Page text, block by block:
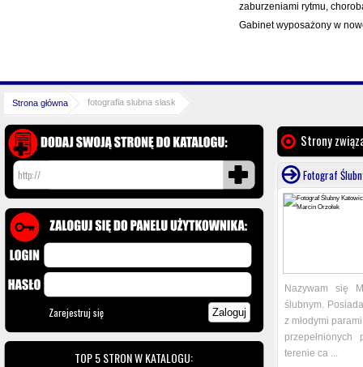
zaburzeniami rytmu,
Gabinet wyposażony w
Strona główna fotografia slubna slask
Zarejestruj się
TOP 5 STRON W KATALOGU:
Strony
Fotograf
Nazywam się
ślubnym.
z młodymi
terenie ca ...